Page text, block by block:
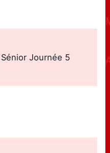
Journée 5